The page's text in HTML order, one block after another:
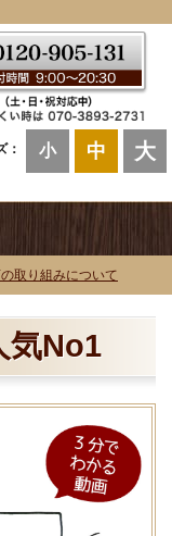
： 小 中 大
取り組みについて
気No1